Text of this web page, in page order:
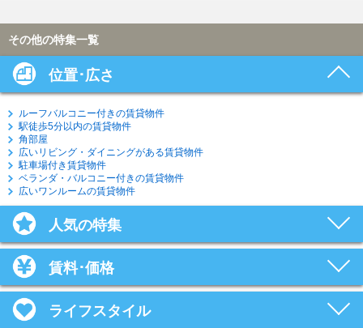
その他の特集一覧
位置･広さ
ルーフバルコニー付きの賃貸物件
駅徒歩5分以内の賃貸物件
角部屋
広いリビング・ダイニングがある賃貸物件
駐車場付き賃貸物件
ベランダ・バルコニー付きの賃貸物件
広いワンルームの賃貸物件
人気の特集
賃料･価格
ライフスタイル